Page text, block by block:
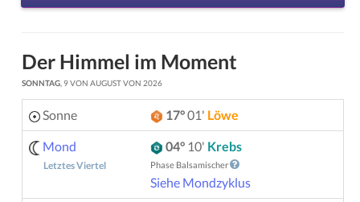
Der Himmel im Moment
SONNTAG , 9 VON AUGUST VON 2026
Sonne 17°01' Löwe
Mond
Letztes Viertel
04° 10' Krebs
Phase Balsamischer
Siehe Mondzyklus